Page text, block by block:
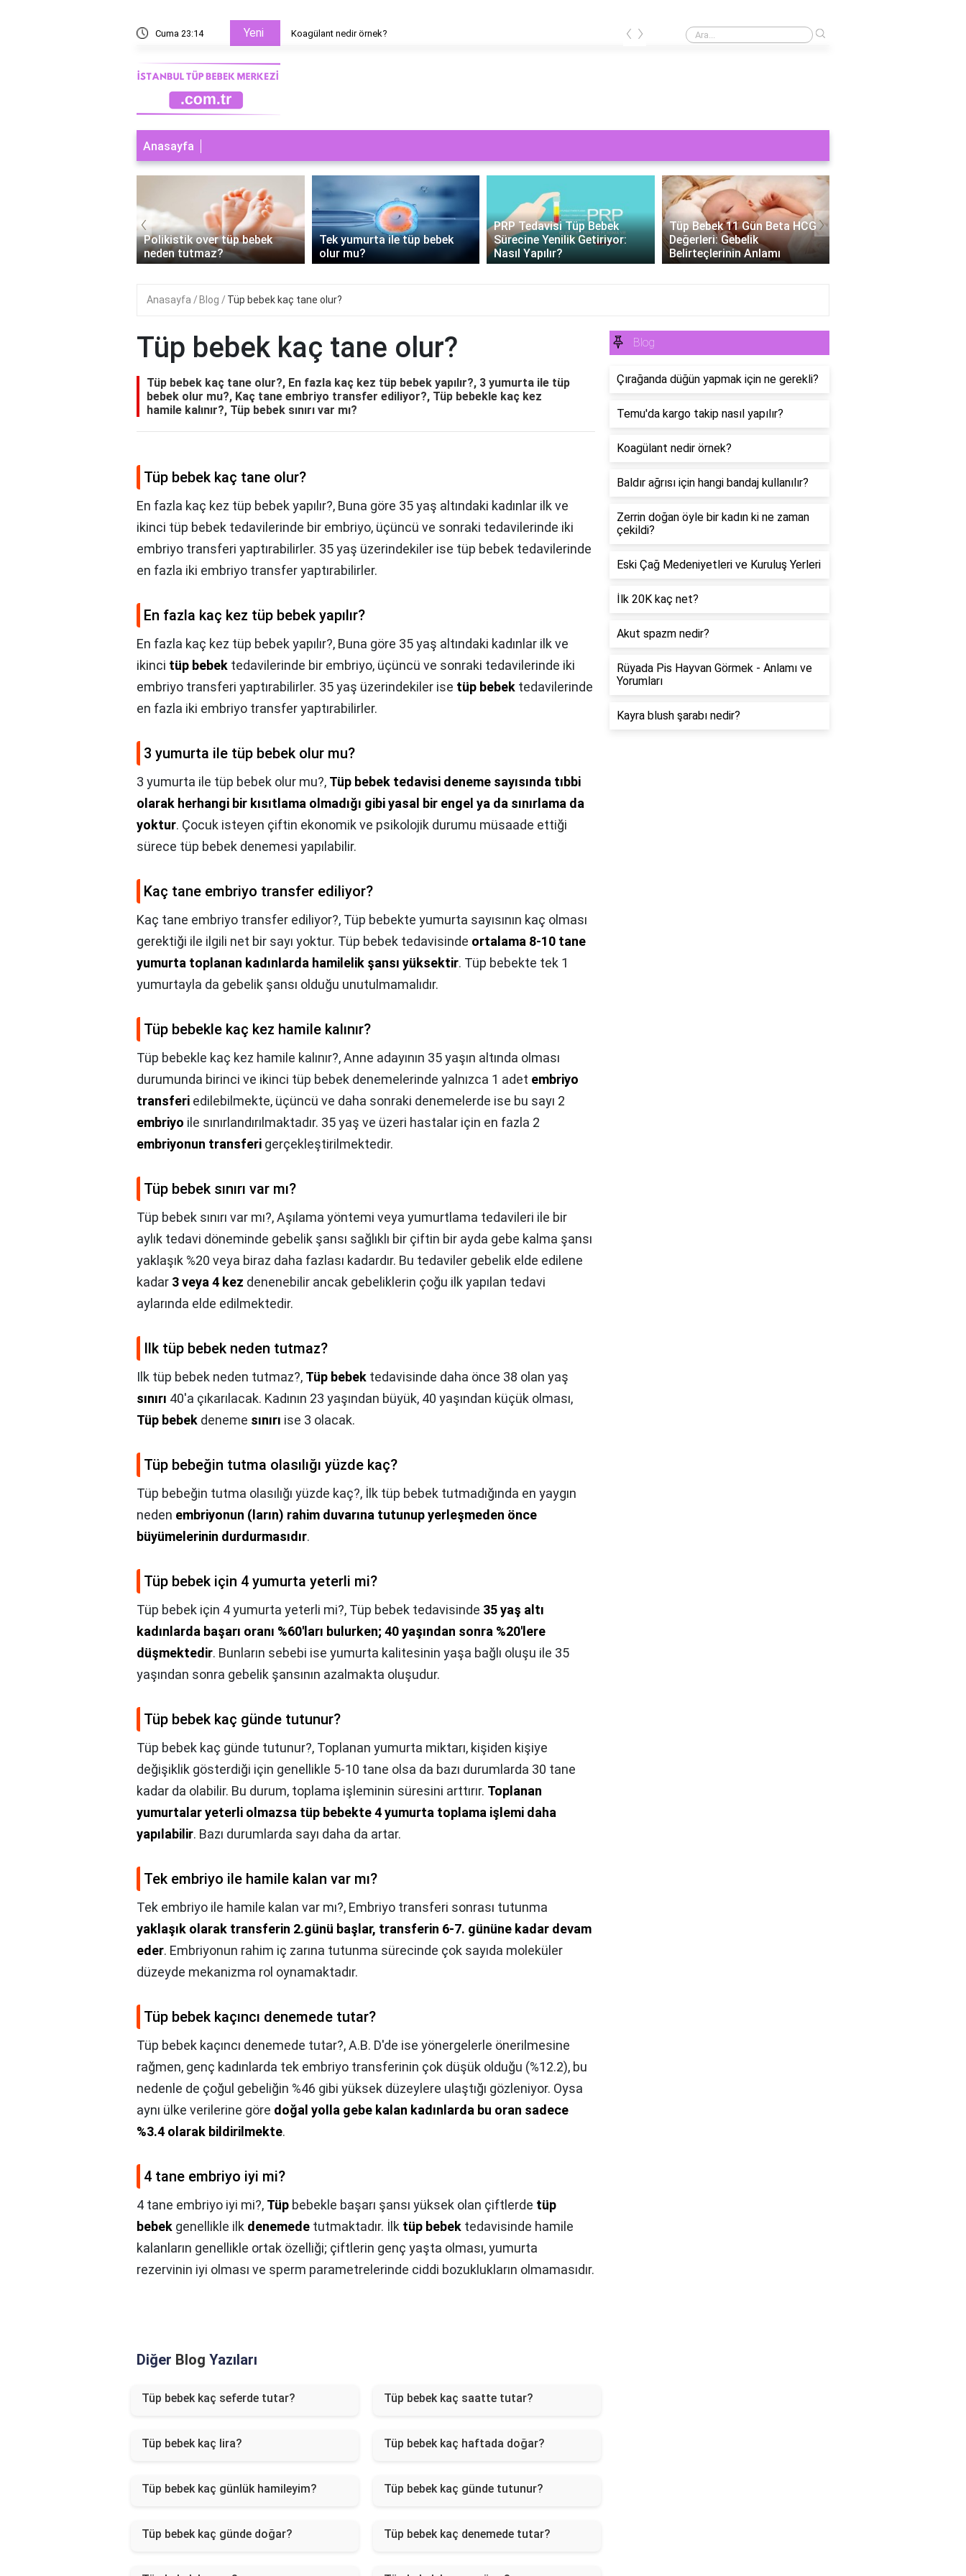
Cuma 23:14 Yeni Koagülant nedir örnek? Koagülant nedir örnek?
‹ ›
Anasayfa
Polikistik over tüp bebek
neden tutmaz?
Tek yumurta ile tüp bebek
olur mu?
PRP Tedavisi Tüp Bebek
Sürecine Yenilik Getiriyor:
Nasıl Yapılır?
Tüp Bebek 11 Gün Beta HCG
Değerleri: Gebelik
Belirteçlerinin Anlamı
‹ ›
Anasayfa Blog Tüp bebek kaç tane olur?
Tüp bebek kaç tane olur?
Tüp bebek kaç tane olur?, En fazla kaç kez tüp bebek yapılır?, 3 yumurta ile tüp
bebek olur mu?, Kaç tane embriyo transfer ediliyor?, Tüp bebekle kaç kez
hamile kalınır?, Tüp bebek sınırı var mı?
Tüp bebek kaç tane olur?
En fazla kaç kez tüp bebek yapılır?, Buna göre 35 yaş altındaki kadınlar ilk ve
ikinci tüp bebek tedavilerinde bir embriyo, üçüncü ve sonraki tedavilerinde iki
embriyo transferi yaptırabilirler. 35 yaş üzerindekiler ise tüp bebek tedavilerinde
en fazla iki embriyo transfer yaptırabilirler.
En fazla kaç kez tüp bebek yapılır?
En fazla kaç kez tüp bebek yapılır?, Buna göre 35 yaş altındaki kadınlar ilk ve
ikinci tüp bebek tedavilerinde bir embriyo, üçüncü ve sonraki tedavilerinde iki
embriyo transferi yaptırabilirler. 35 yaş üzerindekiler ise tüp bebek tedavilerinde
en fazla iki embriyo transfer yaptırabilirler.
3 yumurta ile tüp bebek olur mu?
3 yumurta ile tüp bebek olur mu?, Tüp bebek tedavisi deneme sayısında tıbbi
olarak herhangi bir kısıtlama olmadığı gibi yasal bir engel ya da sınırlama da
yoktur. Çocuk isteyen çiftin ekonomik ve psikolojik durumu müsaade ettiği
sürece tüp bebek denemesi yapılabilir.
Kaç tane embriyo transfer ediliyor?
Kaç tane embriyo transfer ediliyor?, Tüp bebekte yumurta sayısının kaç olması
gerektiği ile ilgili net bir sayı yoktur. Tüp bebek tedavisinde ortalama 8-10 tane
yumurta toplanan kadınlarda hamilelik şansı yüksektir. Tüp bebekte tek 1
yumurtayla da gebelik şansı olduğu unutulmamalıdır.
Tüp bebekle kaç kez hamile kalınır?
Tüp bebekle kaç kez hamile kalınır?,Anne adayının 35 yaşın altında olması
durumunda birinci ve ikinci tüp bebek denemelerinde yalnızca 1 adet embriyo
transferi edilebilmekte, üçüncü ve daha sonraki denemelerde ise bu sayı 2
embriyo ile sınırlandırılmaktadır. 35 yaş ve üzeri hastalar için en fazla 2
embriyonun transferi gerçekleştirilmektedir.
Tüp bebek sınırı var mı?
Tüp bebek sınırı var mı?,Aşılama yöntemi veya yumurtlama tedavileri ile bir
aylık tedavi döneminde gebelik şansı sağlıklı bir çiftin bir ayda gebe kalma şansı
yaklaşık %20 veya biraz daha fazlası kadardır. Bu tedaviler gebelik elde edilene
kadar 3 veya 4 kez denenebilir ancak gebeliklerin çoğu ilk yapılan tedavi
aylarında elde edilmektedir.
Ilk tüp bebek neden tutmaz?
Ilk tüp bebek neden tutmaz?, Tüp bebek tedavisinde daha önce 38 olan yaş
sınırı 40'a çıkarılacak. Kadının 23 yaşından büyük, 40 yaşından küçük olması,
Tüp bebek deneme sınırı ise 3 olacak.
Tüp bebeğin tutma olasılığı yüzde kaç?
Tüp bebeğin tutma olasılığı yüzde kaç?, İlk tüp bebek tutmadığında en yaygın
neden embriyonun (ların) rahim duvarına tutunup yerleşmeden önce
büyümelerinin durdurmasıdır.
Tüp bebek için 4 yumurta yeterli mi?
Tüp bebek için 4 yumurta yeterli mi?, Tüp bebek tedavisinde 35 yaş altı
kadınlarda başarı oranı %60'ları bulurken; 40 yaşından sonra %20'lere
düşmektedir. Bunların sebebi ise yumurta kalitesinin yaşa bağlı oluşu ile 35
yaşından sonra gebelik şansının azalmakta oluşudur.
Tüp bebek kaç günde tutunur?
Tüp bebek kaç günde tutunur?, Toplanan yumurta miktarı, kişiden kişiye
değişiklik gösterdiği için genellikle 5-10 tane olsa da bazı durumlarda 30 tane
kadar da olabilir. Bu durum, toplama işleminin süresini arttırır. Toplanan
yumurtalar yeterli olmazsa tüp bebekte 4 yumurta toplama işlemi daha
yapılabilir. Bazı durumlarda sayı daha da artar.
Tek embriyo ile hamile kalan var mı?
Tek embriyo ile hamile kalan var mı?, Embriyo transferi sonrası tutunma
yaklaşık olarak transferin 2.günü başlar, transferin 6-7. gününe kadar devam
eder. Embriyonun rahim iç zarına tutunma sürecinde çok sayıda moleküler
düzeyde mekanizma rol oynamaktadır.
Tüp bebek kaçıncı denemede tutar?
Tüp bebek kaçıncı denemede tutar?,A.B. D'de ise yönergelerle önerilmesine
rağmen, genç kadınlarda tek embriyo transferinin çok düşük olduğu (%12.2), bu
nedenle de çoğul gebeliğin %46 gibi yüksek düzeylere ulaştığı gözleniyor. Oysa
aynı ülke verilerine göre doğal yolla gebe kalan kadınlarda bu oran sadece
%3.4 olarak bildirilmekte.
4 tane embriyo iyi mi?
4 tane embriyo iyi mi?, Tüp bebekle başarı şansı yüksek olan çiftlerde tüp
bebek genellikle ilk denemede tutmaktadır. İlk tüp bebek tedavisinde hamile
kalanların genellikle ortak özelliği; çiftlerin genç yaşta olması, yumurta
rezervinin iyi olması ve sperm parametrelerinde ciddi bozuklukların olmamasıdır.
Diğer Blog Yazıları
Tüp bebek kaç seferde tutar? Tüp bebek kaç saatte tutar?
Tüp bebek kaç lira? Tüp bebek kaç haftada doğar?
Tüp bebek kaç günlük hamileyim? Tüp bebek kaç günde tutunur?
Tüp bebek kaç günde doğar? Tüp bebek kaç denemede tutar?
Blog
Çırağanda düğün yapmak için ne gerekli?
Temu'da kargo takip nasıl yapılır?
Koagülant nedir örnek?
Baldır ağrısı için hangi bandaj kullanılır?
Zerrin doğan öyle bir kadın ki ne zaman
çekildi?
Eski Çağ Medeniyetleri ve Kuruluş Yerleri
İlk 20K kaç net?
Akut spazm nedir?
Rüyada Pis Hayvan Görmek - Anlamı ve
Yorumları
Kayra blush şarabı nedir?